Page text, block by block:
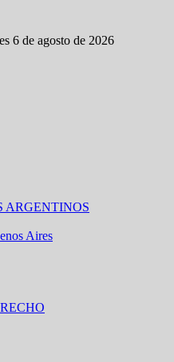
6 de agosto de 2026
ARGENTINOS
Aires